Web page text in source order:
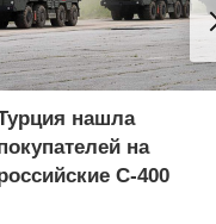
нашла
на
C-400